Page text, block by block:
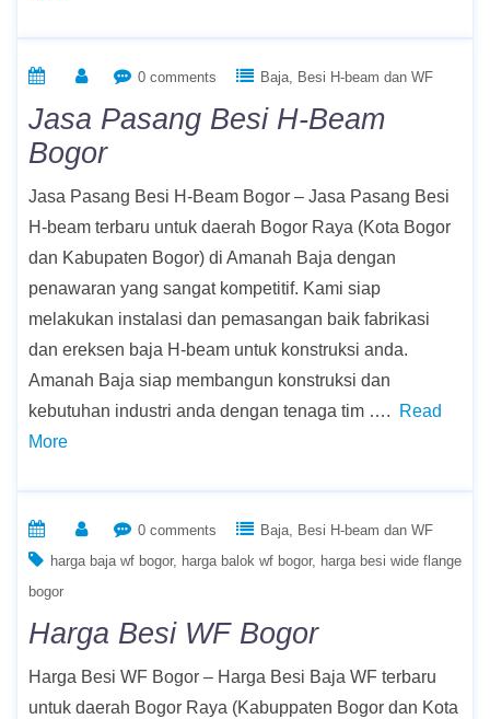
0 comments Baja Besi H-beam dan WF
Jasa Pasang Besi H-Beam
Bogor
Jasa Pasang Besi H-Beam Bogor – Jasa Pasang Besi
H-beam terbaru untuk daerah Bogor Raya (Kota Bogor
dan Kabupaten Bogor) di Amanah Baja dengan
penawaran yang sangat kompetitif. Kami siap
melakukan instalasi dan pemasangan baik fabrikasi
dan ereksen baja H-beam untuk konstruksi anda.
Amanah Baja siap membangun konstruksi dan
kebutuhan industri anda dengan tenaga tim ….
Read
More
0 comments Baja
Besi H-beam dan WF
harga baja wf bogor
harga balok wf bogor
harga besi wide flange
bogor
Harga Besi WF Bogor
Harga Besi WF Bogor – Harga Besi Baja WF terbaru
untuk daerah Bogor Raya (Kabuppaten Bogor dan Kota